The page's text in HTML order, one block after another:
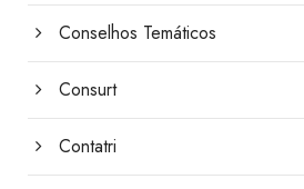
Conselhos Temáticos
Consurt
Contatri